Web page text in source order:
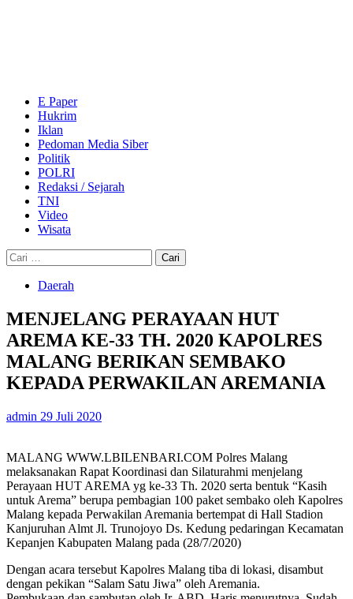
E Paper
Hukrim
Iklan
Pedoman Media Siber
Politik
POLRI
Redaksi / Sejarah
TNI
Video
Wisata
Cari
untuk:
Daerah
MENJELANG PERAYAAN HUT
AREMA KE-33 TH. 2020 KAPOLRES
MALANG BERIKAN SEMBAKO
KEPADA PERWAKILAN AREMANIA
admin 29 Juli 2020
MALANG WWW.LBILENBARI.COM Polres Malang
melaksanakan Rapat Koordinasi dan Silaturahmi menjelang
Perayaan HUT AREMA yg ke-33 Th. 2020 serta bentuk “Kasih
untuk Arema” berupa pembagian 100 paket sembako oleh Kapolres
Malang kepada Perwakilan Aremania bertempat di Hall Stadion
Kanjuruhan Almt Jl. Trunojoyo Ds. Kedung pedaringan Kecamatan
Kepanjen Kabupaten Malang pada (28/7/2020)
Dengan acara tersebut Kapolres Malang tiba di lokasi, disambut
dengan pekikan “Salam Satu Jiwa” oleh Aremania.